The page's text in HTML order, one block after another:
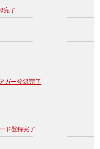
完了
ガー登録完了
ド登録完了